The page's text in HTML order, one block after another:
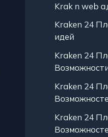
Krak n web
Kraken 24
идей
Kraken 24
Kraken 24
Kraken 24